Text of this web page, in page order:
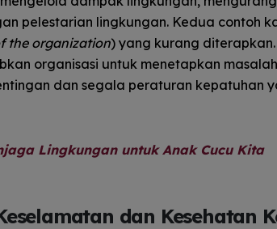
pelestarian lingkungan. Kedua contoh
the organization) yang kurang diterapkan.
organisasi untuk menetapkan masalah
dan segala peraturan kepatuhan
Lingkungan untuk Anak Cucu Kita
dan Kesehatan